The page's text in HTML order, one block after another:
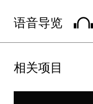
关于安迪·沃霍尔美术馆
之一，安迪·沃霍尔美术
语音导览
相关项目